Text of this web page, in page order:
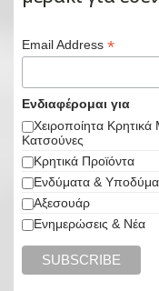
Email Address *
Ενδιαφέρομαι για
Χειροποίητα
Κατσούνες
Κρητικά Προϊόντα
Ενδύματα &
Αξεσουάρ
Ενημερώσεις & Νέα